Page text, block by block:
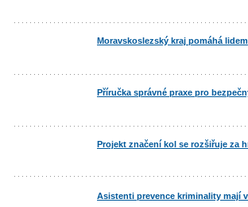
Moravskoslezský kraj pomáhá
Příručka správné praxe pro
Projekt značení kol se rozšiřuje za
Asistenti prevence kriminality mají